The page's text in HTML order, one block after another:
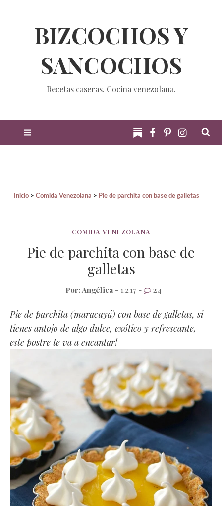
BIZCOCHOS Y
SANCOCHOS
Recetas caseras. Cocina venezolana.
Inicio Comida Venezolana Pie de parchita con base de galletas
COMIDA VENEZOLANA
Pie de parchita con base de
galletas
Por:Angélica- 1.2.17 - 24
Pie de parchita (maracuyá) con base de galletas, si
tienes antojo de algo dulce, exótico y refrescante,
este postre te va a encantar!